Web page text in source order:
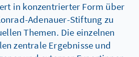
in konzentrierter Form über
Adenauer-Stiftung zu
Themen. Die einzelnen
zentrale Ergebnisse und